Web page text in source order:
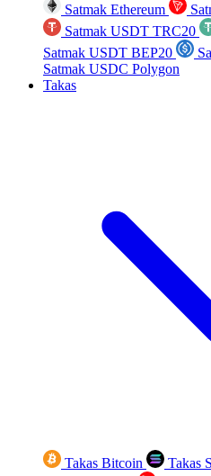
Satmak Ethereum
Satmak USDT TRC20
Satmak USDT BEP20
Satmak USDC Polygon
Takas
Takas Bitcoin Takas